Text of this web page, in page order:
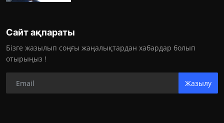
Сайт ақпараты
Бізге жазылып соңғы жаңалықтардан хабардар болып
отырыңыз !
Жазылу